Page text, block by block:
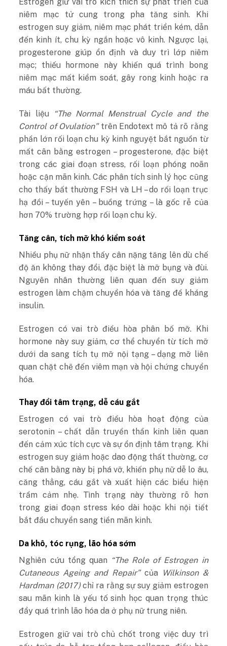
niêm mạc tử cung trong pha tăng sinh. Khi
estrogen suy giảm, niêm mạc phát triển kém, dẫn
đến kinh ít, chu kỳ ngắn hoặc vô kinh. Ngược lại,
progesterone giúp ổn định và duy trì lớp niêm
mạc; thiếu hormone này khiến quá trình bong
niêm mạc mất kiểm soát, gây rong kinh hoặc ra
máu bất thường.
Tài liệu
“The Normal Menstrual Cycle and the
Control of Ovulation”trên Endotext mô tả rõ rằng
phần lớn rối loạn chu kỳ kinh nguyệt bắt nguồn từ
mất cân bằng estrogen – progesterone, đặc biệt
trong các giai đoạn stress, rối loạn phóng noãn
hoặc cận mãn kinh. Các phân tích sinh lý học cũng
cho thấy bất thường FSH và LH – do rối loạn trục
hạ đồi – tuyến yên – buồng trứng – là gốc rễ của
hơn 70% trường hợp rối loạn chu kỳ.
Tăng cân, tích mỡ khó kiểm soát
Nhiều phụ nữ nhận thấy cân nặng tăng lên dù chế
độ ăn không thay đổi, đặc biệt là mỡ bụng và đùi.
Nguyên nhân thường liên quan đến suy giảm
estrogen làm chậm chuyển hóa và tăng đề kháng
insulin.
Estrogen có vai trò điều hòa phân bố mỡ. Khi
hormone này suy giảm, cơ thể chuyển từ tích mỡ
dưới da sang tích tụ mỡ nội tạng – dạng mỡ liên
quan chặt chẽ đến viêm mạn và hội chứng chuyển
hóa.
Thay đổi tâm trạng, dễ cáu gắt
Estrogen có vai trò điều hòa hoạt động của
serotonin – chất dẫn truyền thần kinh liên quan
đến cảm xúc tích cực và sự ổn định tâm trạng. Khi
estrogen suy giảm hoặc dao động thất thường, cơ
chế cân bằng này bị phá vỡ, khiến phụ nữ dễ lo âu,
căng thẳng, cáu gắt và xuất hiện các biểu hiện
trầm cảm nhẹ. Tình trạng này thường rõ hơn
trong giai đoạn stress kéo dài hoặc khi nội tiết
bắt đầu chuyển sang tiền mãn kinh.
Da khô, tóc rụng, lão hóa sớm
Nghiên cứu tổng quan “The Role of Estrogen in
Cutaneous Ageing and Repair”của Wilkinson &
Hardman (2017)chỉ ra rằng sự suy giảm estrogen
sau mãn kinh là yếu tố sinh học quan trọng thúc
đẩy quá trình lão hóa da ở phụ nữ trung niên.
Estrogen giữ vai trò chủ chốt trong việc duy trì